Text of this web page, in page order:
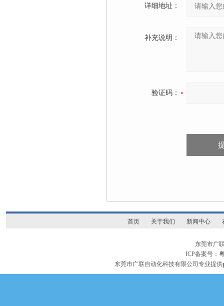
详细地址：
补充说明：
验证码：
首页 关于我们 新闻中心
东莞市广
ICP备案号：
东莞市广联自动化科技有限公司专业提供